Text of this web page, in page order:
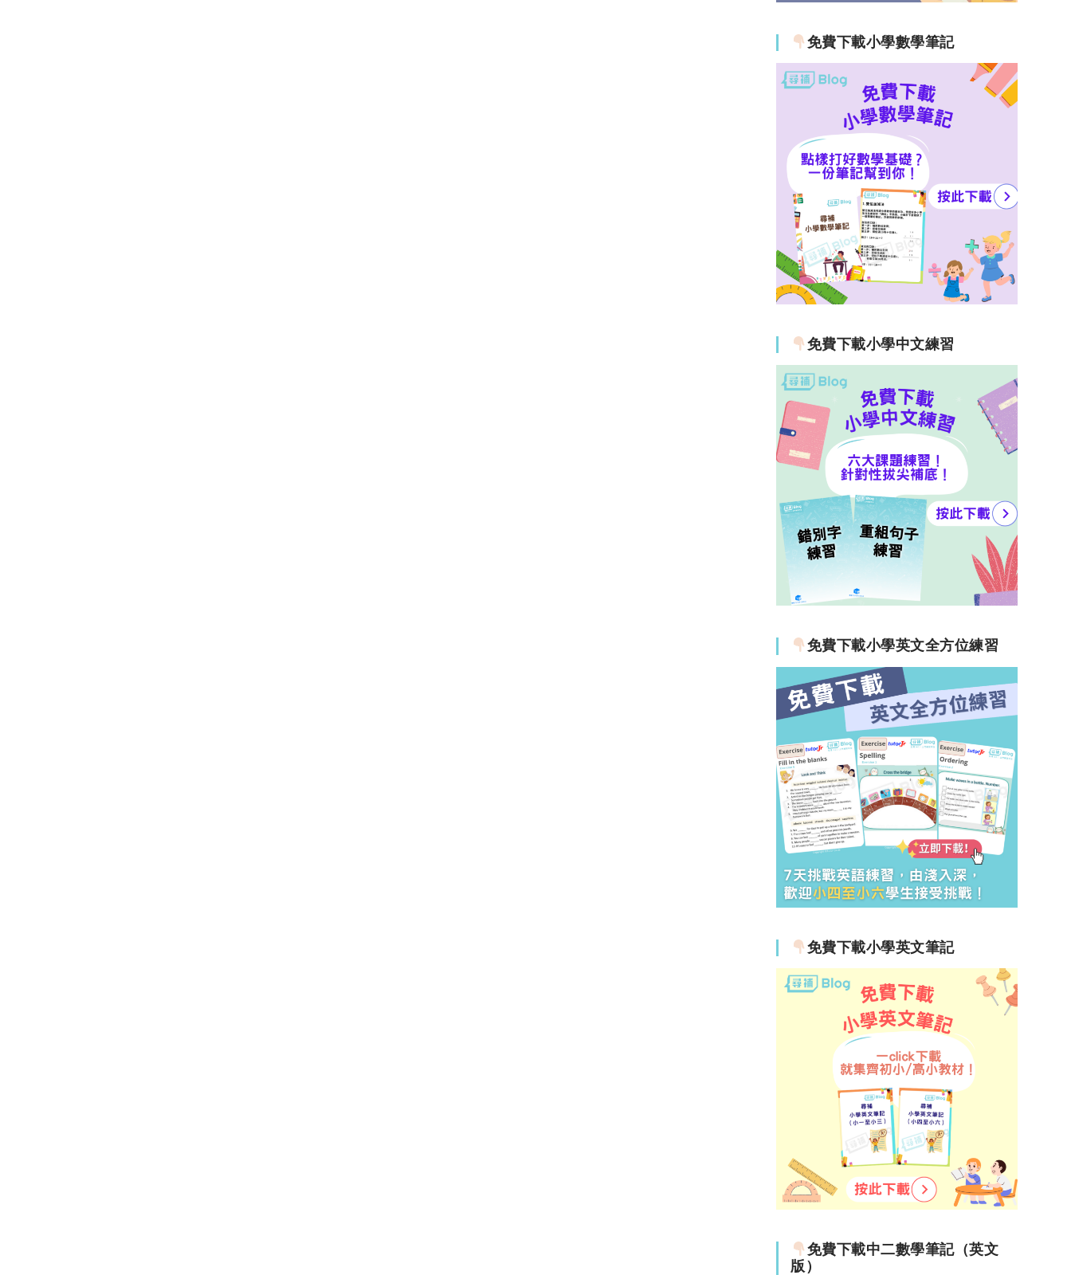
免費下載小學數學筆記
免費下載小學中文練習
免費下載小學英文全方位練習
免費下載小學英文筆記
免費下載中二數學筆記（英文
版）